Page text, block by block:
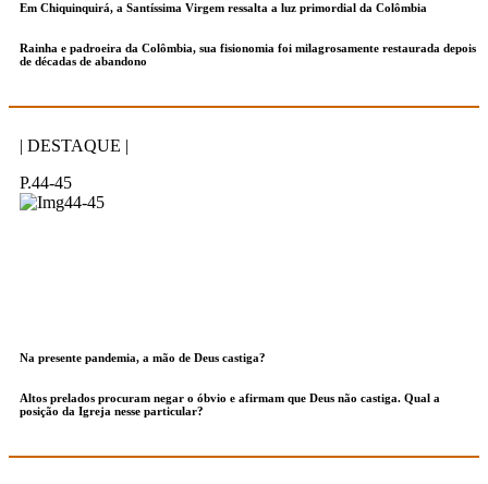
Em Chiquinquirá, a Santíssima Virgem ressalta a luz primordial da Colômbia
Rainha e padroeira da Colômbia, sua fisionomia foi milagrosamente restaurada depois
de décadas de abandono
| DESTAQUE |
P.44-45
Na presente pandemia, a mão de Deus castiga?
Altos prelados procuram negar o óbvio e afirmam que Deus não castiga. Qual a
posição da Igreja nesse particular?